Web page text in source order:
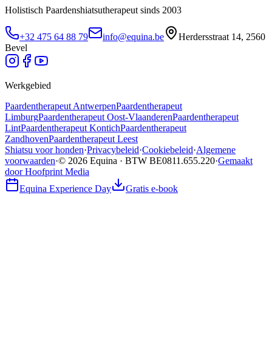
Holistisch Paardenshiatsutherapeut sinds 2003
+32 475 64 88 79 info@equina.be
Herdersstraat 14, 2560
Bevel
Werkgebied
PaardentherapeutAntwerpenPaardentherapeut
LimburgPaardentherapeutOost-VlaanderenPaardentherapeut
LintPaardentherapeutKontichPaardentherapeut
ZandhovenPaardentherapeutLeest
Shiatsu voor honden·Privacybeleid·Cookiebeleid·Algemene
voorwaarden·© 2026 Equina · BTW BE0811.655.220·Gemaakt
door Hoofprint Media
Equina Experience Day
Gratis e-book